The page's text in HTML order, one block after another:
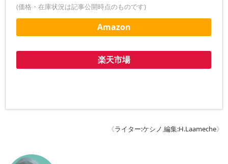
(価格・在庫状況は記事公開時点のものです)
Amazon
楽天市場
《ライター:ケシノ,編集:H.Laameche》